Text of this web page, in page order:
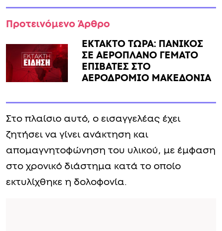
Προτεινόμενο Άρθρο
ΕΚΤΑΚΤΟ ΤΩΡΑ: ΠΑΝΙΚΟΣ
ΣΕ ΑΕΡΟΠΛΑΝΟ ΓΕΜΑΤΟ
ΕΠΙΒΑΤΕΣ ΣΤΟ
ΑΕΡΟΔΡΟΜΙΟ ΜΑΚΕΔΟΝΙΑ
Στο πλαίσιο αυτό, ο εισαγγελέας έχει
ζητήσει να γίνει ανάκτηση και
απομαγνητοφώνηση του υλικού, με έμφαση
στο χρονικό διάστημα κατά το οποίο
εκτυλίχθηκε η δολοφονία.